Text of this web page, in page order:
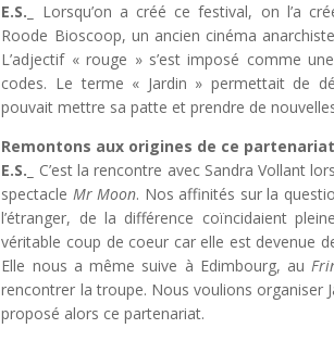
E.S._ Lorsqu’on a créé ce festival, on l’a
Roode Bioscoop, un ancien cinéma
L’adjectif « rouge » s’est imposé comme
codes. Le terme « Jardin » permettait de
pouvait mettre sa patte et prendre de
Remontons aux origines de ce
E.S._ C’est la rencontre avec Sandra Vollant
spectacle Mr Moon. Nos affinités sur la
l’étranger, de la différence coïncidaient
véritable coup de coeur car elle est devenue
Elle nous a même suive à Edimbourg, au
rencontrer la troupe. Nous voulions organiser
proposé alors ce partenariat.